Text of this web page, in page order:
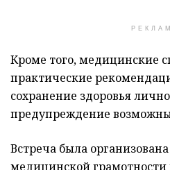
Кроме того, медицинские
практические
сохранение здоровья
предупреждение
Встреча была
медицинской